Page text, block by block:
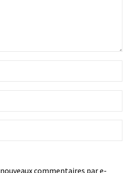
commentaires par e-